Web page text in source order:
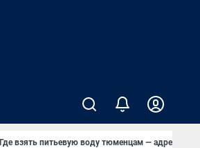
Где взять питьевую воду тюменцам — адреса